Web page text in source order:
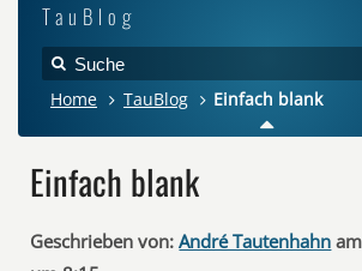
TauBlog
Home TauBlog Einfach blank
Einfach blank
Geschrieben von: André Tautenhahn